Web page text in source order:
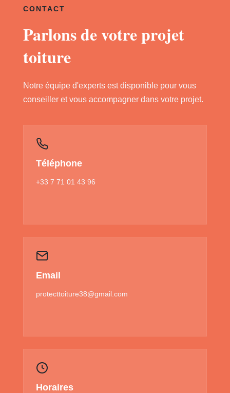
CONTACT
Parlons de votre projet
toiture
Notre équipe d'experts est disponible pour vous
conseiller et vous accompagner dans votre projet.
Téléphone
+33 7 71 01 43 96
Email
protecttoiture38@gmail.com
Horaires